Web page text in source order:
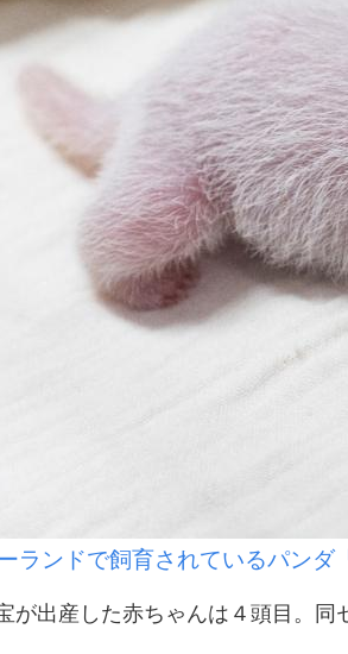
ランドで飼育されているパンダ
が出産した赤ちゃんは４頭目。同